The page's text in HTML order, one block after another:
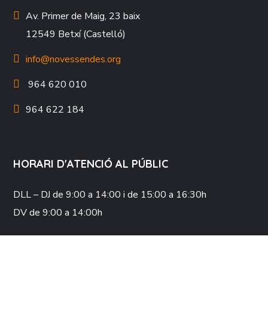
Av. Primer de Maig, 23 baix
12549 Betxí (Castelló)
info@novessendes.org
964 620 010
964 622 184
HORARI D'ATENCIÓ AL PÚBLIC
DLL – DJde 9:00 a 14:00 i de 15:00 a 16:30h
DVde 9:00 a 14:00h